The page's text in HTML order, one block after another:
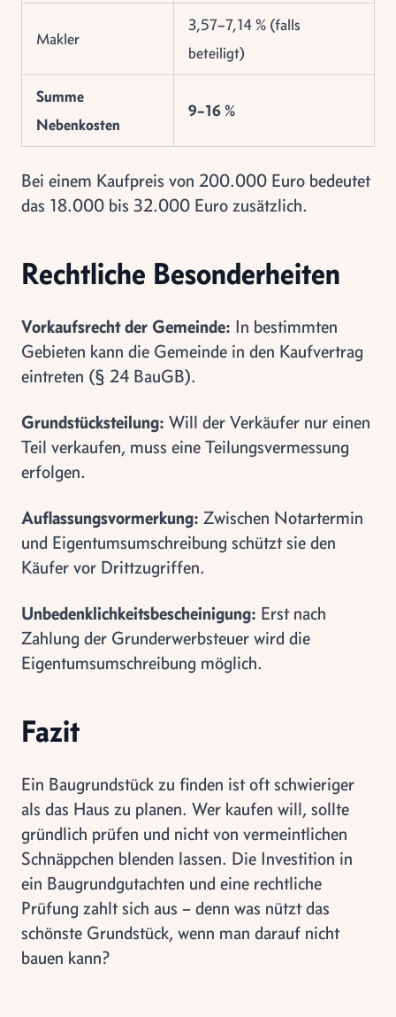
Makler
3,57–7,14 % (falls
beteiligt)
Summe
Nebenkosten
9–16 %
Bei einem Kaufpreis von 200.000 Euro bedeutet
das 18.000 bis 32.000 Euro zusätzlich.
Rechtliche Besonderheiten
Vorkaufsrecht der Gemeinde: In bestimmten
Gebieten kann die Gemeinde in den Kaufvertrag
eintreten (§ 24 BauGB).
Grundstücksteilung: Will der Verkäufer nur einen
Teil verkaufen, muss eine Teilungsvermessung
erfolgen.
Auflassungsvormerkung: Zwischen Notartermin
und Eigentumsumschreibung schützt sie den
Käufer vor Drittzugriffen.
Unbedenklichkeitsbescheinigung: Erst nach
Zahlung der Grunderwerbsteuer wird die
Eigentumsumschreibung möglich.
Fazit
Ein Baugrundstück zu finden ist oft schwieriger
als das Haus zu planen. Wer kaufen will, sollte
gründlich prüfen und nicht von vermeintlichen
Schnäppchen blenden lassen. Die Investition in
ein Baugrundgutachten und eine rechtliche
Prüfung zahlt sich aus – denn was nützt das
schönste Grundstück, wenn man darauf nicht
bauen kann?